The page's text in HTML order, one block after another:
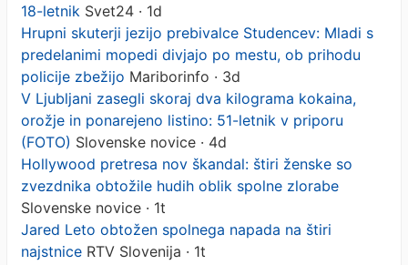
18-letnik Svet24 · 1d
Hrupni skuterji jezijo prebivalce Studencev: Mladi s
predelanimi mopedi divjajo po mestu, ob prihodu
policije zbežijo Mariborinfo · 3d
V Ljubljani zasegli skoraj dva kilograma kokaina,
orožje in ponarejeno listino: 51-letnik v priporu
(FOTO) Slovenske novice · 4d
Hollywood pretresa nov škandal: štiri ženske so
zvezdnika obtožile hudih oblik spolne zlorabe
Slovenske novice · 1t
Jared Leto obtožen spolnega napada na štiri
najstnice RTV Slovenija · 1t